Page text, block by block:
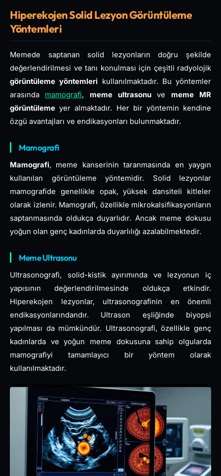
Hiperekojen Solid Lezyon Görüntüleme
Yöntemleri
Memede saptanan solid lezyonların doğru şekilde
değerlendirilmesi ve tanı konulması için çeşitli radyolojik
görüntüleme yöntemleri kullanılmaktadır. Bu yöntemler
arasında mamografi, meme ultrasonu ve meme MR
görüntüleme yer almaktadır. Her bir yöntemin kendine
özgü avantajları ve endikasyonları bulunmaktadır.
Mamografi
Mamografi, meme kanserinin taranmasında en yaygın
kullanılan görüntüleme yöntemidir. Solid lezyonlar
mamografide genellikle opak, yüksek dansiteli kitleler
olarak izlenir. Mamografi, özellikle mikrokalsifikasyonların
saptanmasında oldukça duyarlıdır. Ancak meme dokusu
yoğun olan genç kadınlarda duyarlılığı azalabilmektedir.
Meme Ultrasonu
Ultrasonografi, solid-kistik ayırımında ve lezyonun iç
yapısının değerlendirilmesinde oldukça etkindir.
Hiperekojen lezyonlar, ultrasonografinin en önemli
endikasyonlarındandır. Ultrason eşliğinde biyopsi
yapılması da mümkündür. Ultrasonografi, özellikle genç
kadınlarda ve yoğun meme dokusuna sahip olgularda
mamografiyi tamamlayıcı bir yöntem olarak
kullanılmaktadır.